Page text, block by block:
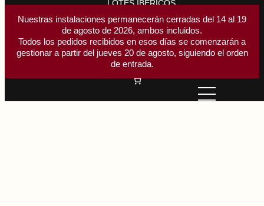
Nuestras instalaciones permanecerán cerradas del 14 al 19
de agosto de 2026, ambos incluidos.
Todos los pedidos recibidos en esos días se comenzarán a
gestionar a partir del jueves 20 de agosto, siguiendo el orden
de entrada.
LOTES IBÉRICOS
ACCESORIOS CORTE
Buscar
Buscar
Acceder